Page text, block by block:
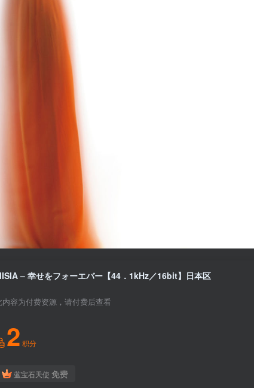
– 幸せをフォーエバー【44．1kHz／16bit】日本区
内容为付费资源，请付费后查看
2 积分
蓝宝石天使 免费